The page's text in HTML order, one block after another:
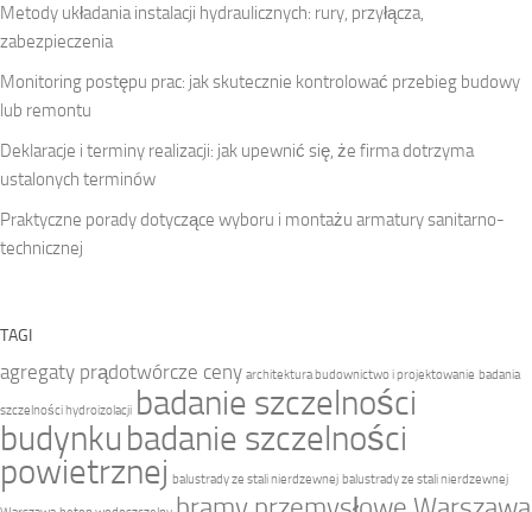
Metody układania instalacji hydraulicznych: rury, przyłącza,
zabezpieczenia
Monitoring postępu prac: jak skutecznie kontrolować przebieg budowy
lub remontu
Deklaracje i terminy realizacji: jak upewnić się, że firma dotrzyma
ustalonych terminów
Praktyczne porady dotyczące wyboru i montażu armatury sanitarno-
technicznej
TAGI
agregaty prądotwórcze ceny architektura budownictwo i projektowanie badania
szczelności hydroizolacji badanie szczelności
budynku badanie szczelności
powietrznej balustrady ze stali nierdzewnej balustrady ze stali nierdzewnej